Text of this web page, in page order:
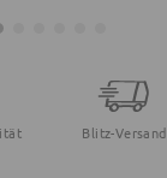
Blitz-Versand